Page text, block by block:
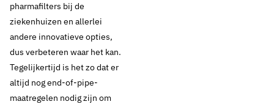
pharmafilters bij de
ziekenhuizen en allerlei
andere innovatieve opties,
dus verbeteren waar het kan.
Tegelijkertijd is het zo dat er
altijd nog end-of-pipe-
maatregelen nodig zijn om